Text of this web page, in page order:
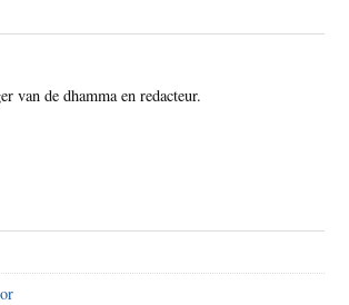
van de dhamma en redacteur.